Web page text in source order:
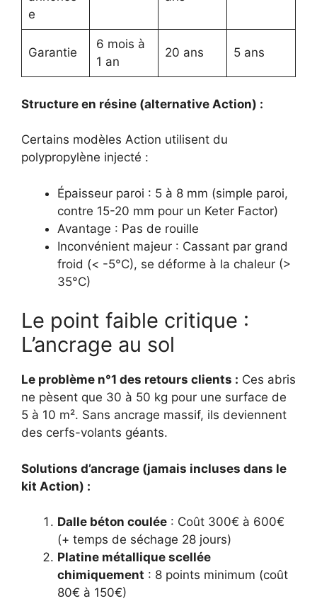
e
Garantie
6 mois à
1 an
20 ans 5 ans
Structure en résine (alternative Action) :
Certains modèles Action utilisent du
polypropylène injecté :
Épaisseur paroi : 5 à 8 mm (simple paroi,
contre 15-20 mm pour un Keter Factor)
Avantage : Pas de rouille
Inconvénient majeur : Cassant par grand
froid (< -5°C), se déforme à la chaleur (>
35°C)
Le point faible critique :
L’ancrage au sol
Le problème n°1 des retours clients : Ces abris
ne pèsent que 30 à 50 kg pour une surface de
5 à 10 m². Sans ancrage massif, ils deviennent
des cerfs-volants géants.
Solutions d’ancrage (jamais incluses dans le
kit Action) :
Dalle béton coulée : Coût 300€ à 600€
(+ temps de séchage 28 jours)
Platine métallique scellée
chimiquement : 8 points minimum (coût
80€ à 150€)